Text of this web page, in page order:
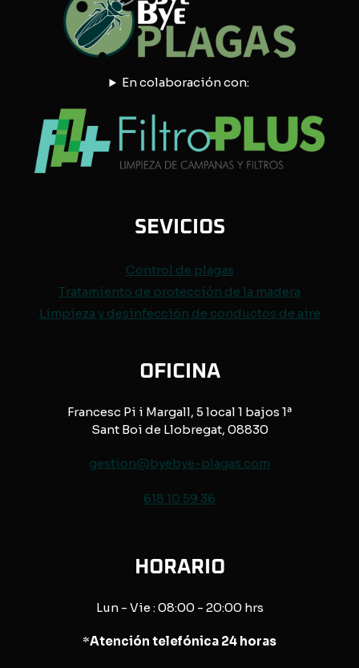
En colaboración con:
SEVICIOS
Control de plagas
Tratamiento de protección de la madera
Limpieza y desinfección de conductos de aire
OFICINA
Francesc Pi i Margall, 5 local 1 bajos 1ª
Sant Boi de Llobregat, 08830
gestion@byebye-plagas.com
618 10 59 36
HORARIO
Lun - Vie : 08:00 - 20:00 hrs
*Atención telefónica 24 horas